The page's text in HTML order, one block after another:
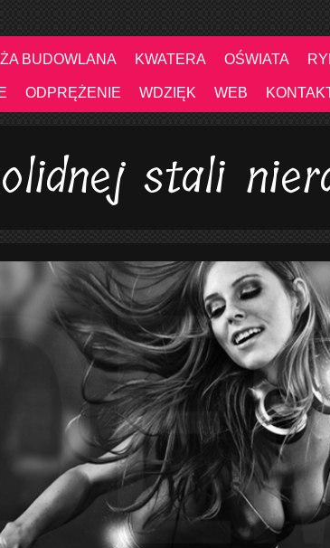
BUDOWLANA KWATERA OŚWIATA
ODPRĘŻENIE WDZIĘK WEB
stali